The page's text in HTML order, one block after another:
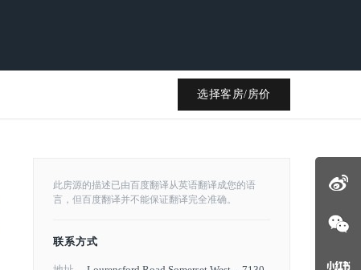
选择客房/房价
此房源的描述已由百度翻译从英语翻译成您的语
言，但百度翻译并不能保证翻译完全准确。
联系方式